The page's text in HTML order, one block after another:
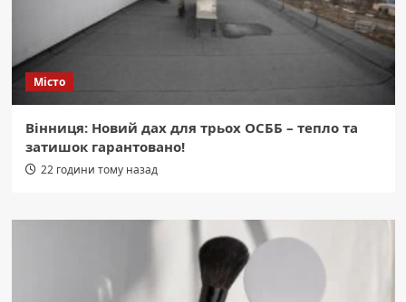
Місто
Вінниця: Новий дах для трьох ОСББ – тепло та
затишок гарантовано!
22 години тому назад